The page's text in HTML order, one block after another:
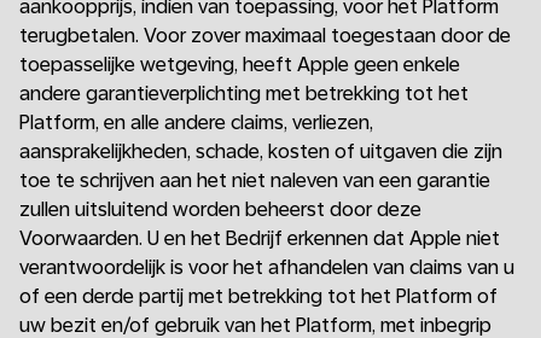
aankoopprijs, indien van toepassing, voor het Platform
terugbetalen. Voor zover maximaal toegestaan door de
toepasselijke wetgeving, heeft Apple geen enkele
andere garantieverplichting met betrekking tot het
Platform, en alle andere claims, verliezen,
aansprakelijkheden, schade, kosten of uitgaven die zijn
toe te schrijven aan het niet naleven van een garantie
zullen uitsluitend worden beheerst door deze
Voorwaarden. U en het Bedrijf erkennen dat Apple niet
verantwoordelijk is voor het afhandelen van claims van u
of een derde partij met betrekking tot het Platform of
uw bezit en/of gebruik van het Platform, met inbegrip